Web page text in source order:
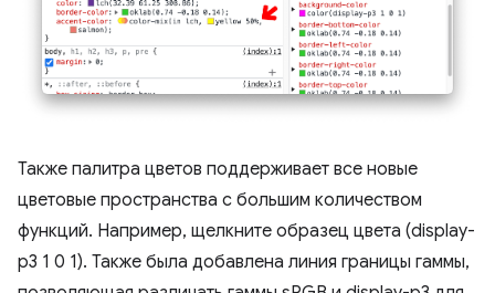
Также палитра цветов поддерживает все новые
цветовые пространства с большим количеством
функций. Например, щелкните образец цвета (display-
p3 1 0 1). Также была добавлена ​​линия границы гаммы,